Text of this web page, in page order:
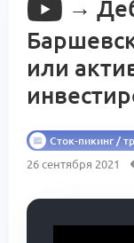
→
или
Сток-пикинг /
26 сентября 2021